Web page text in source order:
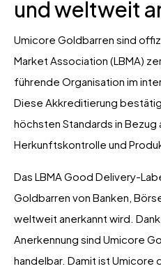
und weltweit
Umicore Goldbarren sind
Market Association (LBMA)
führende Organisation im
Diese Akkreditierung
höchsten Standards in Bezug
Herkunftskontrolle und
Das LBMA Good Delivery-
Goldbarren von Banken,
weltweit anerkannt wird.
Anerkennung sind Umicore
handelbar. Damit ist Umicore